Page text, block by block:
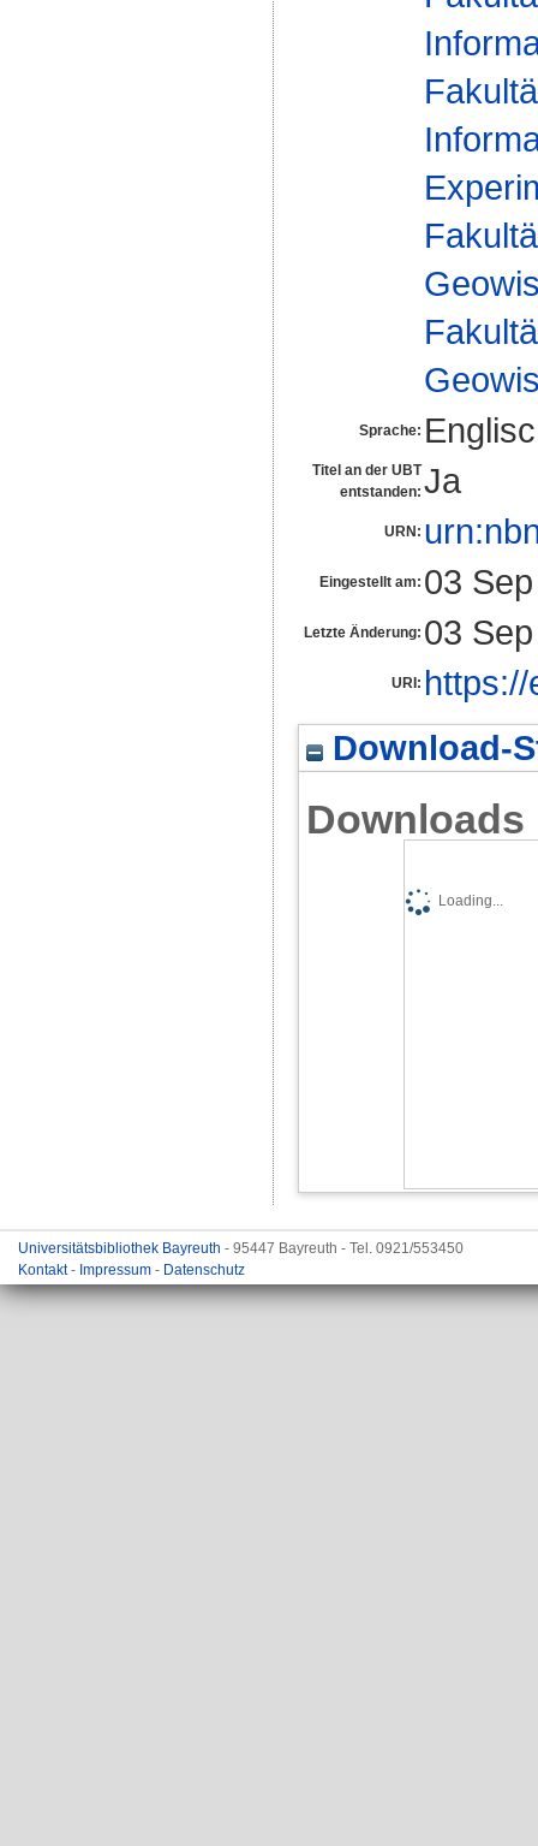
Sprache:
Titel an der UBT
entstanden: Ja
URN:
Eingestellt am: 03
Letzte Änderung: 03
URI:
Download-
Downloads
Loading...
Universitätsbibliothek Bayreuth - 95447 Bayreuth - Tel. 0921/553450
Kontakt- Impressum - Datenschutz